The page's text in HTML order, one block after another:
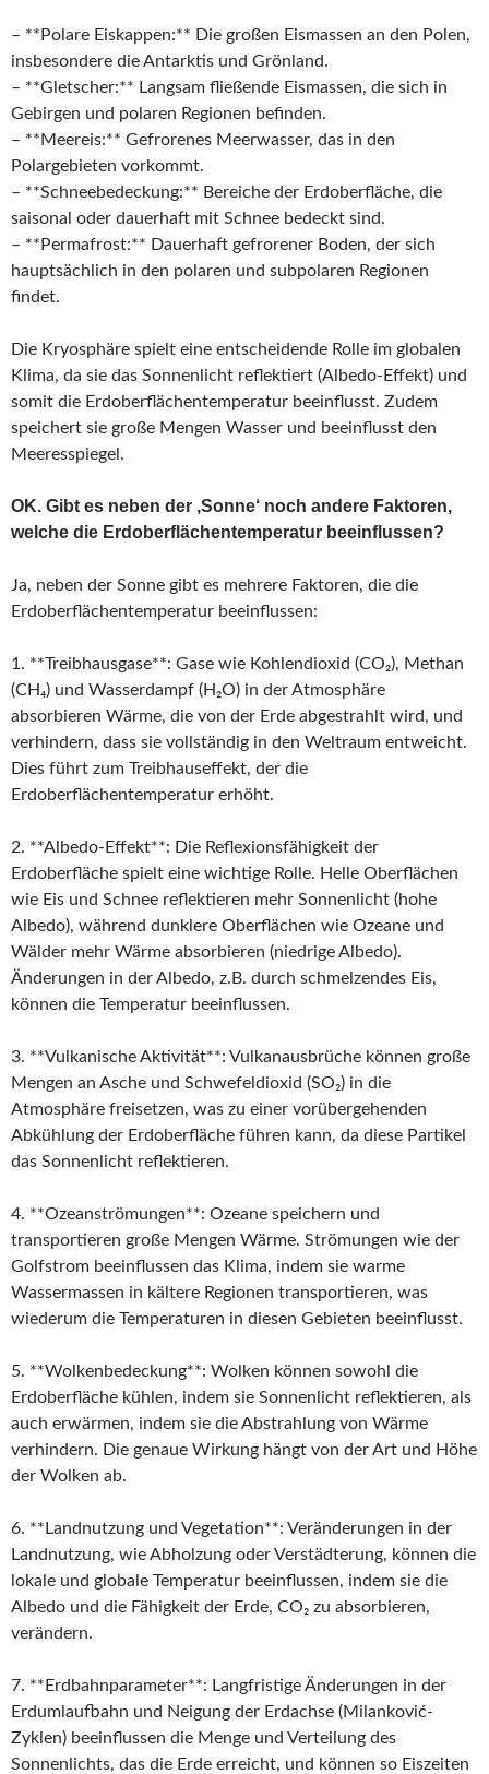
– **Polare Eiskappen:** Die großen Eismassen an den Polen,
insbesondere die Antarktis und Grönland.
– **Gletscher:** Langsam fließende Eismassen, die sich in
Gebirgen und polaren Regionen befinden.
– **Meereis:** Gefrorenes Meerwasser, das in den
Polargebieten vorkommt.
– **Schneebedeckung:** Bereiche der Erdoberfläche, die
saisonal oder dauerhaft mit Schnee bedeckt sind.
– **Permafrost:** Dauerhaft gefrorener Boden, der sich
hauptsächlich in den polaren und subpolaren Regionen
findet.
Die Kryosphäre spielt eine entscheidende Rolle im globalen
Klima, da sie das Sonnenlicht reflektiert (Albedo-Effekt) und
somit die Erdoberflächentemperatur beeinflusst. Zudem
speichert sie große Mengen Wasser und beeinflusst den
Meeresspiegel.
OK. Gibt es neben der ‚Sonne‘ noch andere Faktoren,
welche die Erdoberflächentemperatur beeinflussen?
Ja, neben der Sonne gibt es mehrere Faktoren, die die
Erdoberflächentemperatur beeinflussen:
1. **Treibhausgase**: Gase wie Kohlendioxid (CO₂), Methan
(CH₄) und Wasserdampf (H₂O) in der Atmosphäre
absorbieren Wärme, die von der Erde abgestrahlt wird, und
verhindern, dass sie vollständig in den Weltraum entweicht.
Dies führt zum Treibhauseffekt, der die
Erdoberflächentemperatur erhöht.
2. **Albedo-Effekt**: Die Reflexionsfähigkeit der
Erdoberfläche spielt eine wichtige Rolle. Helle Oberflächen
wie Eis und Schnee reflektieren mehr Sonnenlicht (hohe
Albedo), während dunklere Oberflächen wie Ozeane und
Wälder mehr Wärme absorbieren (niedrige Albedo).
Änderungen in der Albedo, z.B. durch schmelzendes Eis,
können die Temperatur beeinflussen.
3. **Vulkanische Aktivität**: Vulkanausbrüche können große
Mengen an Asche und Schwefeldioxid (SO₂) in die
Atmosphäre freisetzen, was zu einer vorübergehenden
Abkühlung der Erdoberfläche führen kann, da diese Partikel
das Sonnenlicht reflektieren.
4. **Ozeanströmungen**: Ozeane speichern und
transportieren große Mengen Wärme. Strömungen wie der
Golfstrom beeinflussen das Klima, indem sie warme
Wassermassen in kältere Regionen transportieren, was
wiederum die Temperaturen in diesen Gebieten beeinflusst.
5. **Wolkenbedeckung**: Wolken können sowohl die
Erdoberfläche kühlen, indem sie Sonnenlicht reflektieren, als
auch erwärmen, indem sie die Abstrahlung von Wärme
verhindern. Die genaue Wirkung hängt von der Art und Höhe
der Wolken ab.
6. **Landnutzung und Vegetation**: Veränderungen in der
Landnutzung, wie Abholzung oder Verstädterung, können die
lokale und globale Temperatur beeinflussen, indem sie die
Albedo und die Fähigkeit der Erde, CO₂ zu absorbieren,
verändern.
7. **Erdbahnparameter**: Langfristige Änderungen in der
Erdumlaufbahn und Neigung der Erdachse (Milanković-
Zyklen) beeinflussen die Menge und Verteilung des
Sonnenlichts, das die Erde erreicht, und können so Eiszeiten